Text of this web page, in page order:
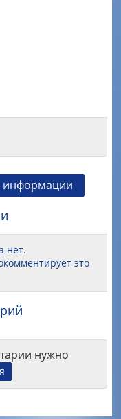
информации
нет.
это
нужно